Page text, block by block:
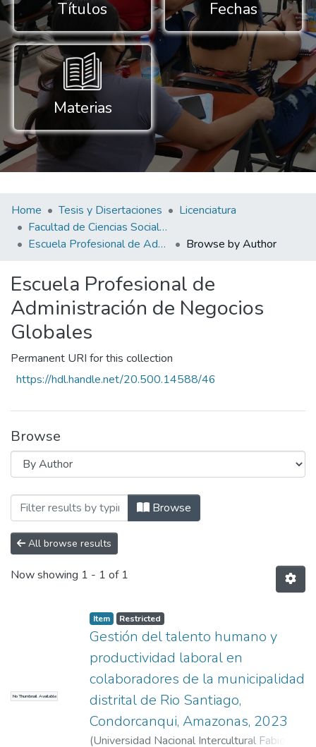
Títulos Fechas
Materias
Home Tesis y Disertaciones
Licenciatura
Facultad de Ciencias Sociales y Empresariales
Escuela Profesional de Administración de Negocios Globales
Browse by Author
Escuela Profesional de
Administración de Negocios
Globales
Permanent URI for this collection
https://hdl.handle.net/20.500.14588/46
Browse
Browsing Escuela Profesional de
Browse
All browse results
Now showing 1 - 1 of 1
No Thumbnail Available
Item Restricted
Gestión del talento humano y
productividad laboral en
colaboradores de la municipalidad
distrital de Rio Santiago,
Condorcanqui, Amazonas, 2023
(Universidad Nacional Intercultural Fabiola